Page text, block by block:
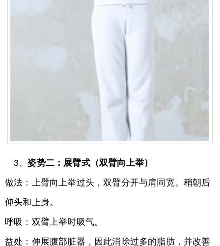
3、姿势二：展臂式（双臂向上举）
做法：上臂向上举过头，双臂分开与肩同宽。稍朝后
仰头和上身。
呼吸：双臂上举时吸气。
益处：伸展腹部脏器，因此消除过多的脂肪，并改善